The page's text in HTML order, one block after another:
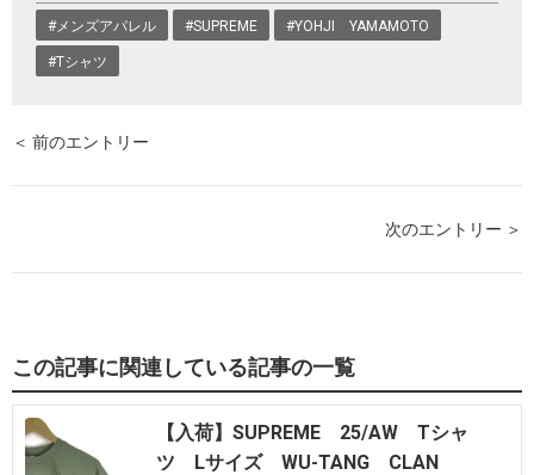
#メンズアパレル #SUPREME #YOHJI YAMAMOTO
#Tシャツ
＜ 前のエントリー
次のエントリー ＞
この記事に関連している記事の一覧
【入荷】SUPREME 25/AW Tシャ
ツ Lサイズ WU-TANG CLAN